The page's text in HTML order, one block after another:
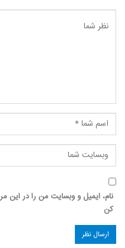
نام، ایمیل و وبسایت من را در این
کن